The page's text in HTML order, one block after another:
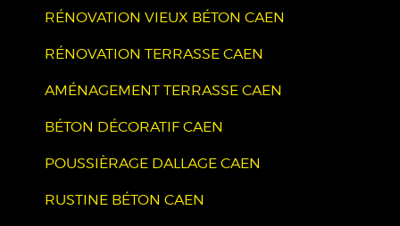
RÉNOVATION VIEUX BÉTON CAEN
RÉNOVATION TERRASSE CAEN
AMÉNAGEMENT TERRASSE CAEN
BÉTON DÉCORATIF CAEN
POUSSIÈRAGE DALLAGE CAEN
RUSTINE BÉTON CAEN